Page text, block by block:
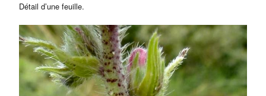
Détail d’une feuille.